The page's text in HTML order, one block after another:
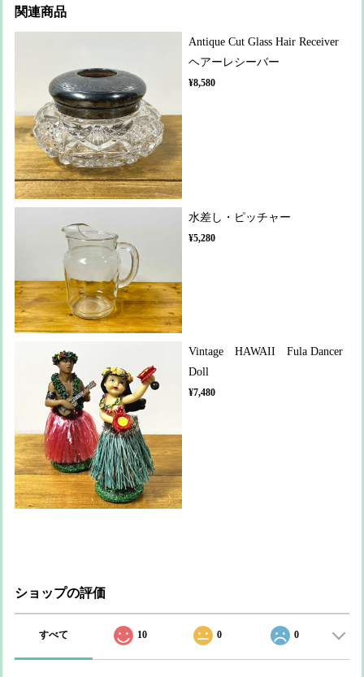
関連商品
Antique Cut Glass Hair Receiver
ヘアーレシーバー
¥8,580
水差し・ピッチャー
¥5,280
Vintage HAWAII Fula Dancer
Doll
¥7,480
ショップの評価
すべて 10 0 0